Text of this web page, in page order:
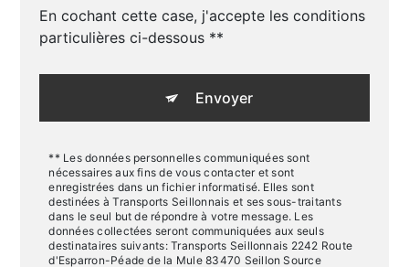
En cochant cette case, j'accepte les conditions
particulières ci-dessous **
Envoyer
** Les données personnelles communiquées sont
nécessaires aux fins de vous contacter et sont
enregistrées dans un fichier informatisé. Elles sont
destinées à Transports Seillonnais et ses sous-traitants
dans le seul but de répondre à votre message. Les
données collectées seront communiquées aux seuls
destinataires suivants: Transports Seillonnais 2242 Route
d'Esparron-Péade de la Mule 83470 Seillon Source